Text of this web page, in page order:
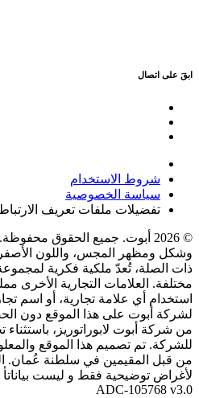
ابقَ على اتصال
شروط الاستخدام
سياسة الخصوصية
تفضيلات ملفات تعريف
© 2026 أبوت. جميع الحقوق
وشكل ومظهر المجس، واللون
ذات الصلة، تُعدّ ملكية فكرية
مختلفة. العلامات التجارية الأخرى
استخدام أي علامة تجارية، أو اسم
لشركة أبوت على هذا الموقع دون
من شركة أبوت لابوراتوريز، باستثناء
للشركة. تم تصميم هذا الموقع
من قبل المقيمين في سلطنة عُمان.
لأغراض توضيحية فقط و ليست
ADC-105768 v3.0